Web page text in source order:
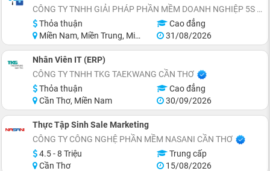
CÔNG TY TNHH GIẢI PHÁP PHẦN MỀM DOANH NGHIỆP 5S
Thỏa thuận
Cao đẳng
Miền Nam, Miền Trung, Miền Bắc
31/08/2026
Nhân Viên IT (ERP)
CÔNG TY TNHH TKG TAEKWANG CẦN THƠ
Thỏa thuận
Cao đẳng
Cần Thơ, Miền Nam
30/09/2026
Thực Tập Sinh Sale Marketing
CÔNG TY CÔNG NGHỆ PHẦN MỀM NASANI CẦN THƠ
4.5 - 8 Triệu
Trung cấp
Cần Thơ
15/08/2026